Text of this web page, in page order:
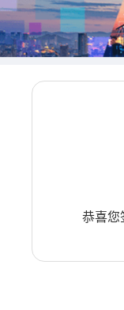
恭喜您